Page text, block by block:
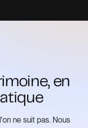
en
ne suit pas. Nous